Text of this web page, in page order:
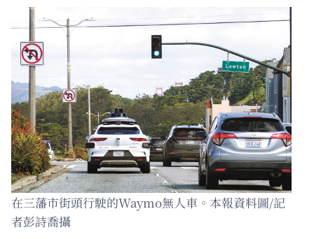
在三藩市街頭行駛的Waymo無人車。本報資料圖/記
者彭詩喬攝